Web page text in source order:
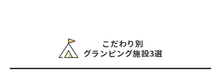
こだわり別
グランピング施設3選